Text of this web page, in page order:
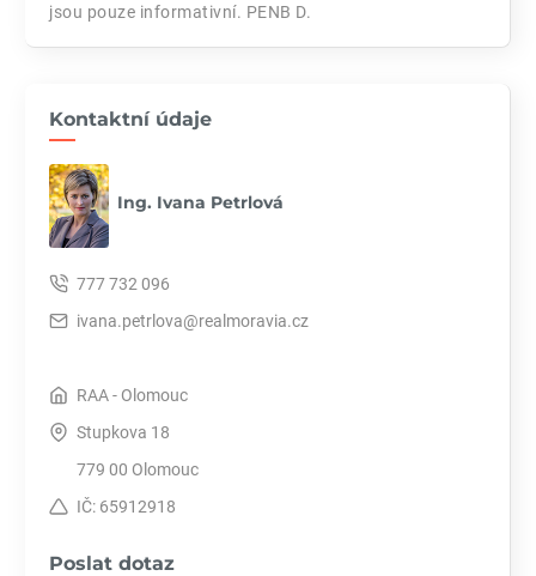
jsou pouze informativní. PENB D.
Kontaktní údaje
Ing. Ivana Petrlová
777 732 096
ivana.petrlova@realmoravia.cz
RAA - Olomouc
Stupkova 18
779 00 Olomouc
IČ: 65912918
Poslat dotaz